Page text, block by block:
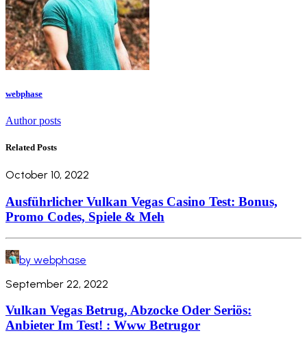
webphase
Author posts
Related Posts
October 10, 2022
Ausführlicher Vulkan Vegas Casino Test: Bonus,
Promo Codes, Spiele & Meh
by webphase
September 22, 2022
Vulkan Vegas Betrug, Abzocke Oder Seriös:
Anbieter Im Test! : Www Betrugor